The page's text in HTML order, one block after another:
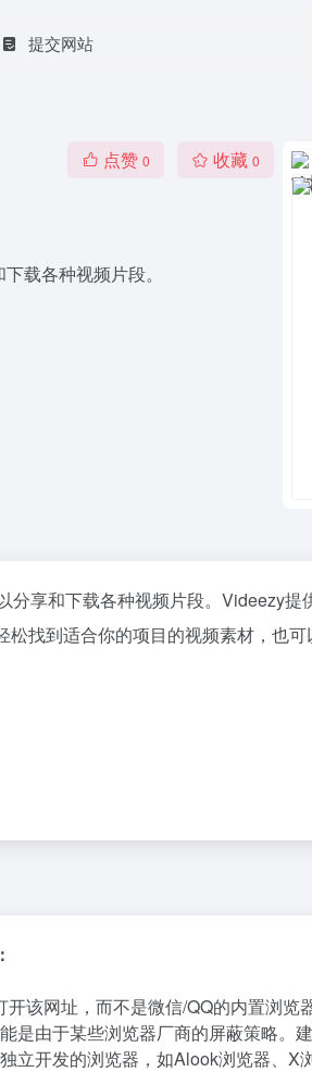
提交网站
点赞 0 收藏 0
载各种视频片段。
分享和下载各种视频片段。Videezy提
找到适合你的项目的视频素材，也可
该网址，而不是微信/QQ的内置浏览器
是由于某些浏览器厂商的屏蔽策略。
立开发的浏览器，如Alook浏览器、X